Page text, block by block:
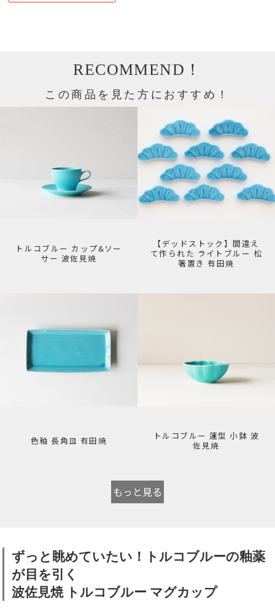
RECOMMEND！
この商品を見た方におすすめ！
トルコブルー カップ&ソー
サー 波佐見焼
【デッドストック】間違え
て作られた ライトブルー 松
箸置き 有田焼
色釉 長角皿 有田焼
トルコブルー 蓮型 小鉢 波
佐見焼
もっと見る
ずっと眺めていたい！トルコブルーの釉薬
が目を引く
波佐見焼 トルコブルー マグカップ